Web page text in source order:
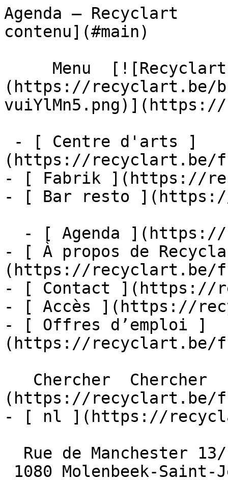
Agenda –
contenu](#main)
(https://recyclart.be/
(https://recyclart.be/
- [ Fabrik ](https://
- [ Bar resto
- [ À propos de
(https://recyclart.be/
- [ Contact ](https://
- [ Accès ](https://
- [ Offres d’emploi ]
(https://recyclart.be/
(https://recyclart.be/
- [ nl ](https://